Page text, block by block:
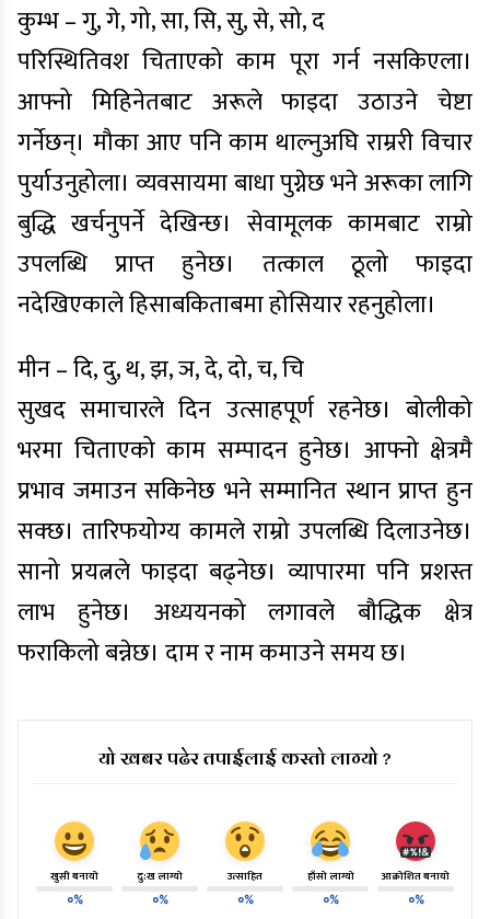
कुम्भ – गु, गे, गो, सा, सि, सु, से, सो, द
परिस्थितिवश चिताएको काम पूरा गर्न नसकिएला।
आफ्नो मिहिनेतबाट अरूले फाइदा उठाउने चेष्टा
गर्नेछन्। मौका आए पनि काम थाल्नुअघि राम्ररी विचार
पुर्याउनुहोला। व्यवसायमा बाधा पुग्नेछ भने अरूका लागि
बुद्धि खर्चनुपर्ने देखिन्छ। सेवामूलक कामबाट राम्रो
उपलब्धि प्राप्त हुनेछ। तत्काल ठूलो फाइदा
नदेखिएकाले हिसाबकिताबमा होसियार रहनुहोला।
मीन – दि, दु, थ, झ, ञ, दे, दो, च, चि
सुखद समाचारले दिन उत्साहपूर्ण रहनेछ। बोलीको
भरमा चिताएको काम सम्पादन हुनेछ। आफ्नो क्षेत्रमै
प्रभाव जमाउन सकिनेछ भने सम्मानित स्थान प्राप्त हुन
सक्छ। तारिफयोग्य कामले राम्रो उपलब्धि दिलाउनेछ।
सानो प्रयत्नले फाइदा बढ्नेछ। व्यापारमा पनि प्रशस्त
लाभ हुनेछ। अध्ययनको लगावले बौद्धिक क्षेत्र
फराकिलो बन्नेछ। दाम र नाम कमाउने समय छ।
यो खबर पढेर तपाईलाई कस्तो लाग्यो ?
खुसी बनायो
०%
दु:ख लाग्यो
०%
उत्साहित
०%
हाँसो लाग्यो
०%
आक्रोशित बनायो
०%